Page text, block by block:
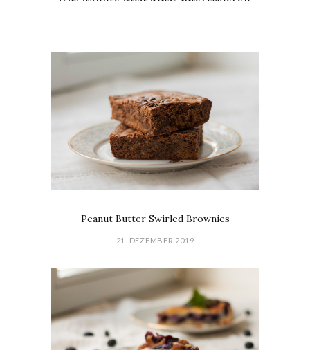
Peanut Butter Swirled Brownies
21. DEZEMBER 2019